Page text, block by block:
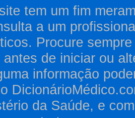
tem um fim
a um
Procure
de iniciar ou
informação
da Saúde, e